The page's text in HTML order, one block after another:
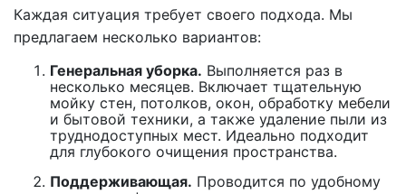
Каждая ситуация требует своего подхода. Мы
предлагаем несколько вариантов:
Генеральная уборка. Выполняется раз в
несколько месяцев. Включает тщательную
мойку стен, потолков, окон, обработку мебели
и бытовой техники, а также удаление пыли из
труднодоступных мест. Идеально подходит
для глубокого очищения пространства.
Поддерживающая. Проводится по удобному